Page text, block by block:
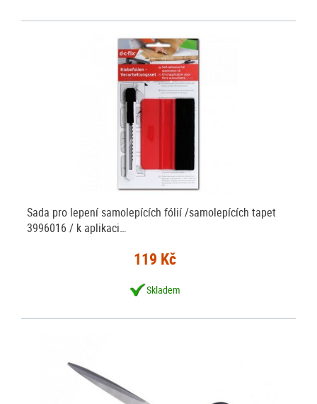
Sada pro lepení samolepících fólií /samolepících tapet
3996016 / k aplikaci…
119 Kč
Skladem